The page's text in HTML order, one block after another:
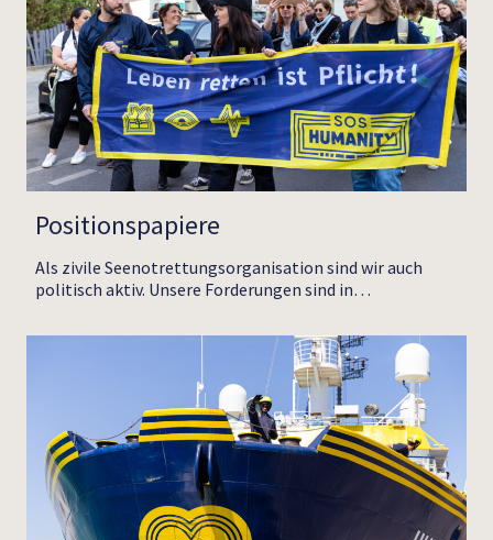
Positionspapiere
Als zivile Seenotrettungsorganisation sind wir auch
politisch aktiv. Unsere Forderungen sind in…